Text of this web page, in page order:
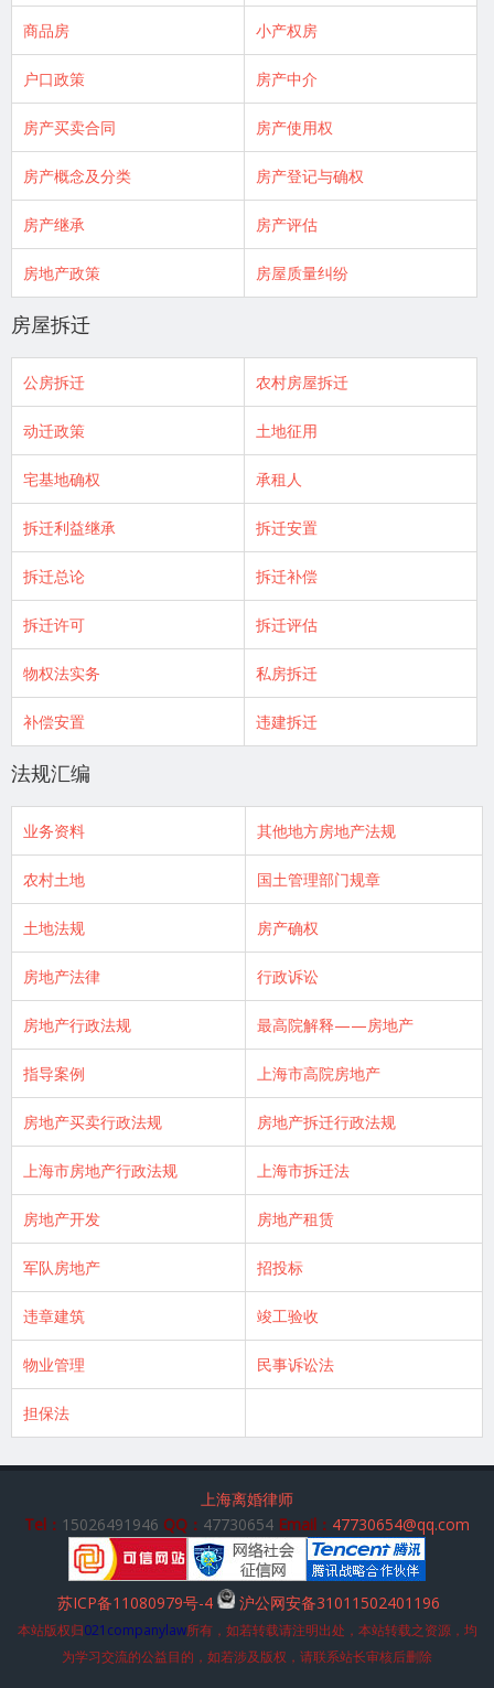
商品房 小产权房
户口政策 房产中介
房产买卖合同 房产使用权
房产概念及分类 房产登记与确权
房产继承 房产评估
房地产政策 房屋质量纠纷
房屋拆迁
公房拆迁 农村房屋拆迁
动迁政策 土地征用
宅基地确权 承租人
拆迁利益继承 拆迁安置
拆迁总论 拆迁补偿
拆迁许可 拆迁评估
物权法实务 私房拆迁
补偿安置 违建拆迁
法规汇编
业务资料 其他地方房地产法规
农村土地 国土管理部门规章
土地法规 房产确权
房地产法律 行政诉讼
房地产行政法规 最高院解释——房地产
指导案例 上海市高院房地产
房地产买卖行政法规 房地产拆迁行政法规
上海市房地产行政法规 上海市拆迁法
房地产开发 房地产租赁
军队房地产 招投标
违章建筑 竣工验收
物业管理 民事诉讼法
担保法
上海离婚律师
Tel： 15026491946 QQ： 47730654 Email： 47730654@qq.com
苏ICP备11080979号-4 沪公网安备31011502401196
本站版权归021companylaw所有，如若转载请注明出处，本站转载之资源，均
为学习交流的公益目的，如若涉及版权，请联系站长审核后删除